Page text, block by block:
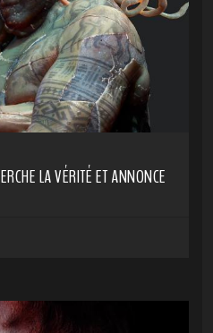
LA VÉRITÉ ET ANNONCE